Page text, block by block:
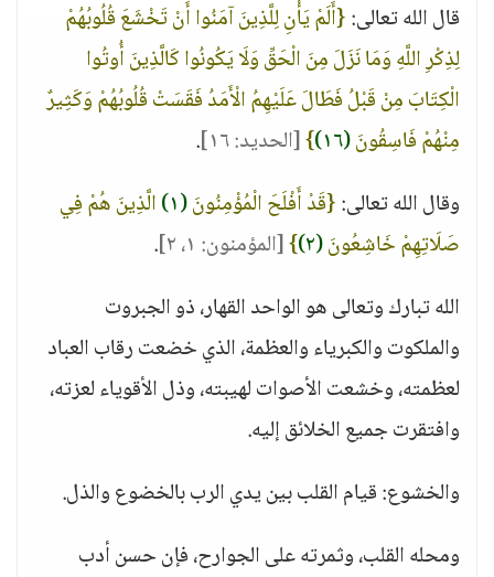
قال الله تعالى:{أَلَمْ يَأْنِ لِلَّذِينَ آمَنُوا أَنْ تَخْشَعَ قُلُوبُهُمْ
لِذِكْرِ اللَّهِ وَمَا نَزَلَ مِنَ الْحَقِّ وَلَا يَكُونُوا كَالَّذِينَ أُوتُوا
الْكِتَابَ مِنْ قَبْلُ فَطَالَ عَلَيْهِمُ الْأَمَدُ فَقَسَتْ قُلُوبُهُمْ وَكَثِيرٌ
مِنْهُمْ فَاسِقُونَ(١٦) }[الحديد: ١٦]
.
وقال الله تعالى:{قَدْ أَفْلَحَ الْمُؤْمِنُونَ(١)
الَّذِينَ هُمْ فِي
صَلَاتِهِمْ خَاشِعُونَ(٢) }[المؤمنون: ١، ٢]
.
الله تبارك وتعالى هو الواحد القهار، ذو الجبروت
والملكوت والكبرياء والعظمة، الذي خضعت رقاب العباد
لعظمته، وخشعت الأصوات لهيبته، وذل الأقوياء لعزته،
وافتقرت جميع الخلائق إليه.
والخشوع: قيام القلب بين يدي الرب بالخضوع والذل.
ومحله القلب، وثمرته على الجوارح، فإن حسن أدب